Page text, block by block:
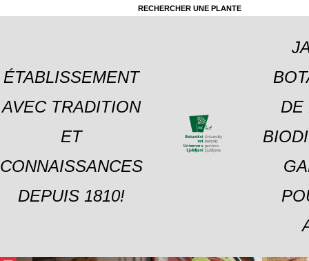
RECHERCHER UNE PLANTE
ÉTABLISSEMENT
AVEC TRADITION
ET
CONNAISSANCES
DEPUIS 1810!
DE